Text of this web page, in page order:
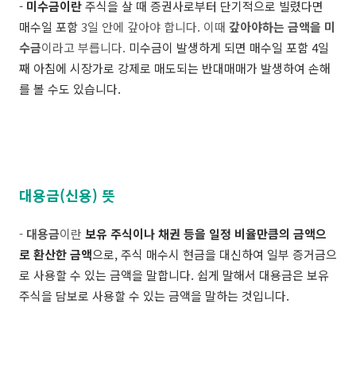
- 미수금이란주식을 살 때 증권사로부터 단기적으로 빌렸다면
매수일 포함3일 안에 갚아야 합니다. 이때 갚아야하는 금액을 미
수금이라고 부릅니다. 미수금이 발생하게 되면 매수일 포함 4일
째 아침에 시장가로 강제로 매도되는 반대매매가 발생하여 손해
를 볼 수도 있습니다.
대용금(신용) 뜻
- 대용금이란 보유 주식이나 채권 등을 일정 비율만큼의 금액으
로 환산한 금액으로, 주식 매수시 현금을 대신하여 일부 증거금으
로 사용할 수 있는 금액을 말합니다. 쉽게 말해서 대용금은 보유
주식을 담보로 사용할 수 있는 금액을 말하는 것입니다.